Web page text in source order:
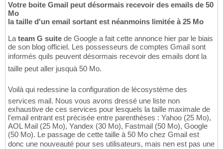
Votre boite Gmail peut désormais recevoir des emails de 50
Mo
la taille d'un email sortant est néanmoins limitée à 25 Mo
La team G suite de Google a fait cette annonce hier par le biais
de son blog officiel. Les possesseurs de comptes Gmail sont
informés quils peuvent désormais recevoir des emails dont la
taille peut aller jusquà 50 Mo.
Voilà qui redessine la configuration de lécosystème des
services mail. Nous vous avons dressé une liste non
exhaustive de ces services pour lesquels la taille maximale de
l'email entrant est précisée entre parenthèses : Yahoo (25 Mo),
AOL Mail (25 Mo), Yandex (30 Mo), Fastmail (50 Mo), Google
(50 Mo). Le passage de cette taille à 50 Mo chez Gmail est
donc une nouveauté pour ses utilisateurs, mais nen est pas une